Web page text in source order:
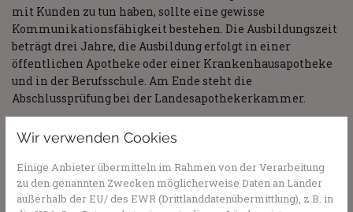
mit Kunden zu tun haben, sollte eine gewisse
Kommunikationsfähigkeit bestehen. Die Ausbildungszeit
beträgt drei Jahre, die Ausbildung erfolgt in einer
öffentlichen Apotheke oder einer Krankenhausapotheke
und in der Berufsschule. Am Ende steht die
Abschlussprüfung bei der Landesapothekerkammer.
Das Warenlager fest im Blick
Apotheke unter anderem für die Warenbestellung und die
Verwaltung des Warenlagers zuständig. Dabei ist es
Wir verwenden Cookies
Einige Anbieter übermitteln im Rahmen von der Verarbeitung
zu den genannten Zwecken möglicherweise Daten an Länder
außerhalb der EU/ des EWR (Drittlanddatenübermittlung), z.B. in